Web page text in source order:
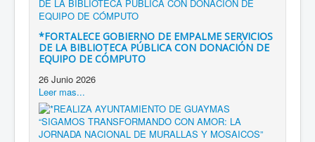
*FORTALECE GOBIERNO DE EMPALME SERVICIOS
DE LA BIBLIOTECA PÚBLICA CON DONACIÓN DE
EQUIPO DE CÓMPUTO
26 Junio 2026
Leer mas...